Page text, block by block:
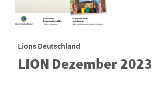
Lions Deutschland
LION Dezember 2023